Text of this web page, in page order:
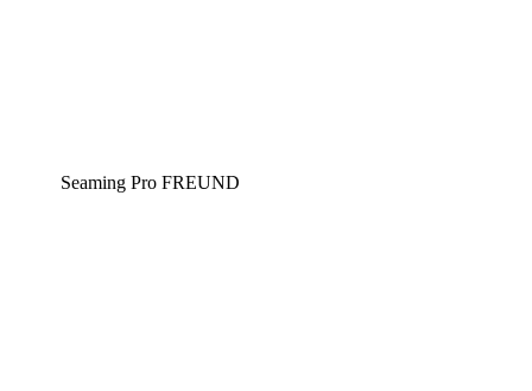
Seaming Pro FREUND